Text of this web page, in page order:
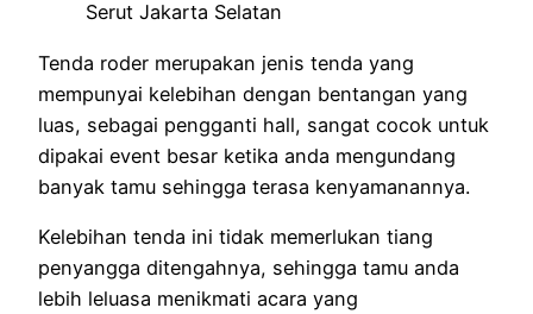
Tenda roder merupakan jenis tenda yang
mempunyai kelebihan dengan bentangan yang
luas, sebagai pengganti hall, sangat cocok untuk
dipakai event besar ketika anda mengundang
banyak tamu sehingga terasa kenyamanannya.
Kelebihan tenda ini tidak memerlukan tiang
penyangga ditengahnya, sehingga tamu anda
lebih leluasa menikmati acara yang